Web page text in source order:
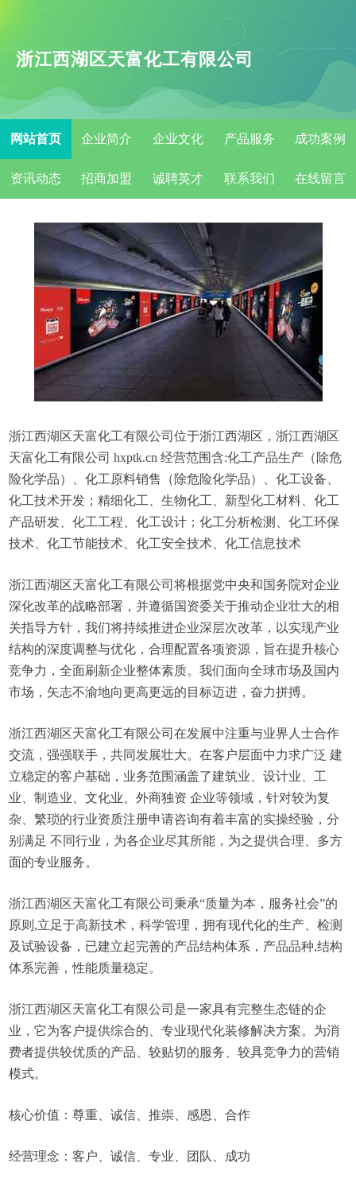
浙江西湖区天富化工有限公司
网站首页 企业简介 企业文化 产品服务 成功案例
资讯动态 招商加盟 诚聘英才 联系我们 在线留言
浙江西湖区天富化工有限公司位于浙江西湖区，浙江西湖区
天富化工有限公司 hxptk.cn 经营范围含:化工产品生产（除危
险化学品）、化工原料销售（除危险化学品）、化工设备、
化工技术开发；精细化工、生物化工、新型化工材料、化工
产品研发、化工工程、化工设计；化工分析检测、化工环保
技术、化工节能技术、化工安全技术、化工信息技术
浙江西湖区天富化工有限公司将根据党中央和国务院对企业
深化改革的战略部署，并遵循国资委关于推动企业壮大的相
关指导方针，我们将持续推进企业深层次改革，以实现产业
结构的深度调整与优化，合理配置各项资源，旨在提升核心
竞争力，全面刷新企业整体素质。我们面向全球市场及国内
市场，矢志不渝地向更高更远的目标迈进，奋力拼搏。
浙江西湖区天富化工有限公司在发展中注重与业界人士合作
交流，强强联手，共同发展壮大。在客户层面中力求广泛 建
立稳定的客户基础，业务范围涵盖了建筑业、设计业、工
业、制造业、文化业、外商独资 企业等领域，针对较为复
杂、繁琐的行业资质注册申请咨询有着丰富的实操经验，分
别满足 不同行业，为各企业尽其所能，为之提供合理、多方
面的专业服务。
浙江西湖区天富化工有限公司秉承“质量为本，服务社会”的
原则,立足于高新技术，科学管理，拥有现代化的生产、检测
及试验设备，已建立起完善的产品结构体系，产品品种,结构
体系完善，性能质量稳定。
浙江西湖区天富化工有限公司是一家具有完整生态链的企
业，它为客户提供综合的、专业现代化装修解决方案。为消
费者提供较优质的产品、较贴切的服务、较具竞争力的营销
模式。
核心价值：尊重、诚信、推崇、感恩、合作
经营理念：客户、诚信、专业、团队、成功